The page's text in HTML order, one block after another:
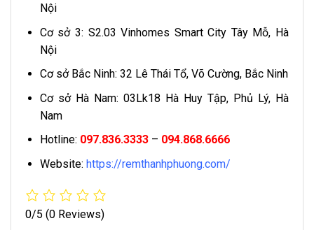
Nội
Cơ sở 3: S2.03 Vinhomes Smart City Tây Mỗ, Hà
Nội
Cơ sở Bắc Ninh: 32 Lê Thái Tổ, Võ Cường, Bắc Ninh
Cơ sở Hà Nam: 03Lk18 Hà Huy Tập, Phủ Lý, Hà
Nam
Hotline: 097.836.3333– 094.868.6666
Website: https://remthanhphuong.com/
0/5 (0 Reviews)